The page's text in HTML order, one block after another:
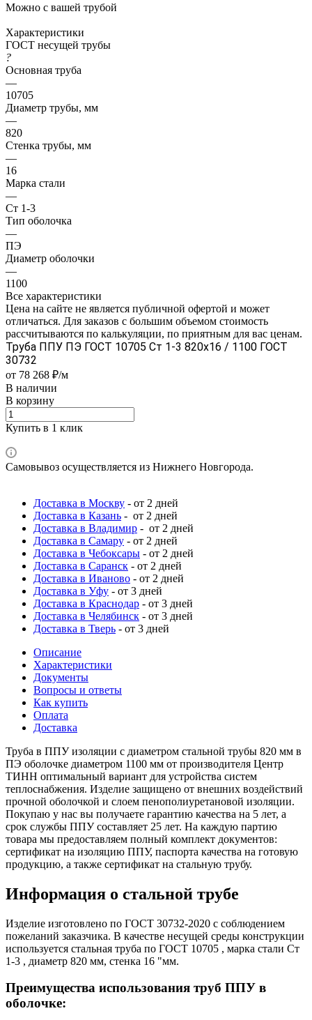
Можно с вашей трубой
Характеристики
ГОСТ несущей трубы
?
Основная труба
—
10705
Диаметр трубы, мм
—
820
Стенка трубы, мм
—
16
Марка стали
—
Ст 1-3
Тип оболочка
—
ПЭ
Диаметр оболочки
—
1100
Все характеристики
Цена на сайте не является публичной офертой и может
отличаться. Для заказов с большим объемом стоимость
рассчитываются по калькуляции, по приятным для вас ценам.
Труба ППУ ПЭ ГОСТ 10705 Ст 1-3 820x16 / 1100 ГОСТ
30732
от 78 268 ₽/м
В наличии
В корзину
Купить в 1 клик
Самовывоз осуществляется из Нижнего Новгорода.
Доставка в Москву - от 2 дней
Доставка в Казань - от 2 дней
Доставка в Владимир - от 2 дней
Доставка в Самару - от 2 дней
Доставка в Чебоксары - от 2 дней
Доставка в Саранск - от 2 дней
Доставка в Иваново - от 2 дней
Доставка в Уфу - от 3 дней
Доставка в Краснодар - от 3 дней
Доставка в Челябинск - от 3 дней
Доставка в Тверь - от 3 дней
Описание
Характеристики
Документы
Вопросы и ответы
Как купить
Оплата
Доставка
Труба в ППУ изоляции с диаметром стальной трубы 820 мм в
ПЭ оболочке диаметром 1100 мм от производителя Центр
ТИНН оптимальный вариант для устройства систем
теплоснабжения. Изделие защищено от внешних воздействий
прочной оболочкой и слоем пенополиуретановой изоляции.
Покупаю у нас вы получаете гарантию качества на 5 лет, а
срок службы ППУ составляет 25 лет. На каждую партию
товара мы предоставляем полный комплект документов:
сертификат на изоляцию ППУ, паспорта качества на готовую
продукцию, а также сертификат на стальную трубу.
Информация о стальной трубе
Изделие изготовлено по ГОСТ 30732-2020 с соблюдением
пожеланий заказчика. В качестве несущей среды конструкции
используется стальная труба по ГОСТ 10705 , марка стали Ст
1-3 , диаметр 820 мм, стенка 16 "мм.
Преимущества использования труб ППУ в
оболочке: